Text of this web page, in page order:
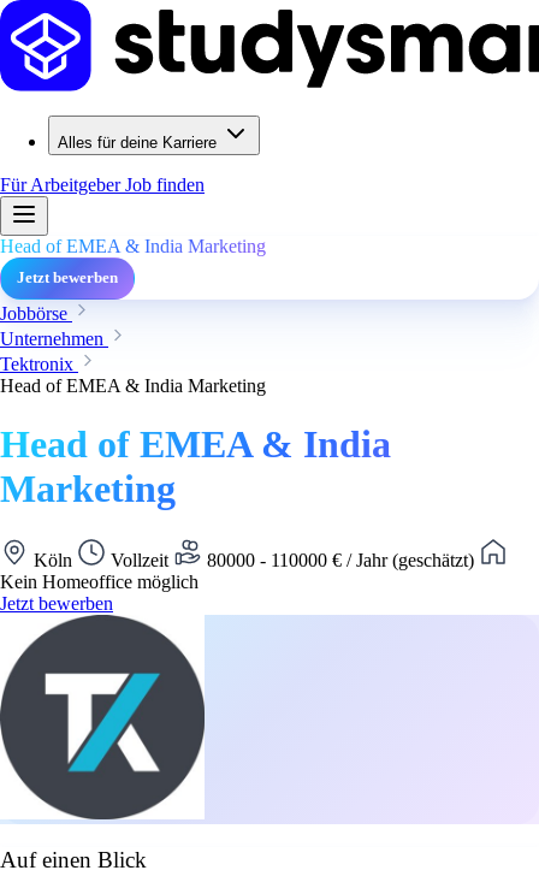
Alles für deine Karriere
Für ArbeitgeberJob finden
Head of EMEA & India Marketing
Jetzt bewerben
Jobbörse
Unternehmen
Tektronix
Head of EMEA & India Marketing
Head of EMEA & India
Marketing
Köln Vollzeit
80000 - 110000 € / Jahr (geschätzt)
Kein Homeoffice möglich
Jetzt bewerben
Auf einen Blick